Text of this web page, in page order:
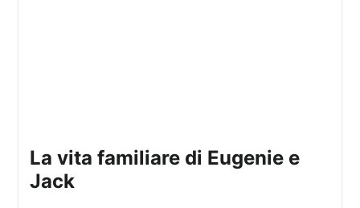
La vita familiare di Eugenie e
Jack